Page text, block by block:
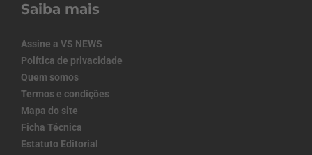
Saiba mais
Assine a VS NEWS
Política de privacidade
Quem somos
Termos e condições
Mapa do site
Ficha Técnica
Estatuto Editorial